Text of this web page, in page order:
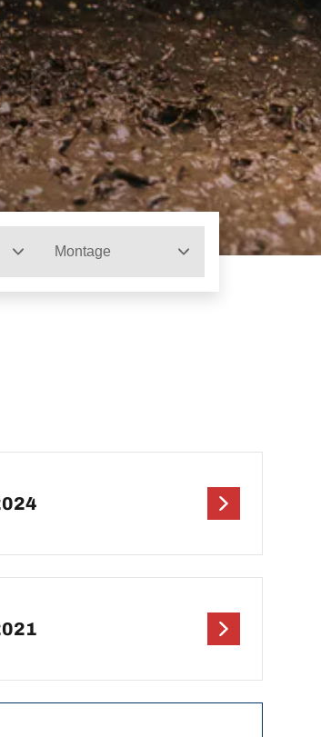
Montage